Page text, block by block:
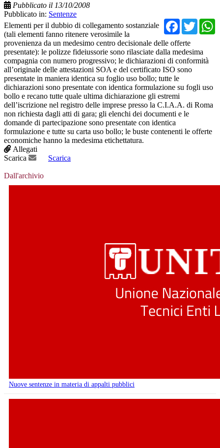
Pubblicato il 13/10/2008
Pubblicato in: Sentenze
Elementi per il dubbio di collegamento sostanziale
(tali elementi fanno ritenere verosimile la
provenienza da un medesimo centro decisionale delle offerte
presentate): le polizze fideiussorie sono rilasciate dalla medesima
compagnia con numero progressivo; le dichiarazioni di conformità
all’originale delle attestazioni SOA e del certificato ISO sono
presentate in maniera identica su foglio uso bollo; tutte le
dichiarazioni sono presentate con identica formulazione su fogli uso
bollo e recano tutte quale ultima dichiarazione gli estremi
dell’iscrizione nel registro delle imprese presso la C.I.A.A. di Roma
non richiesta dagli atti di gara; gli elenchi dei documenti e le
domande di partecipazione sono presentate con identica
formulazione e tutte su carta uso bollo; le buste contenenti le offerte
economiche hanno la medesima etichettatura.
Allegati
Scarica
Scarica
Dall'archivio
Nuove sentenze in materia di appalti pubblici